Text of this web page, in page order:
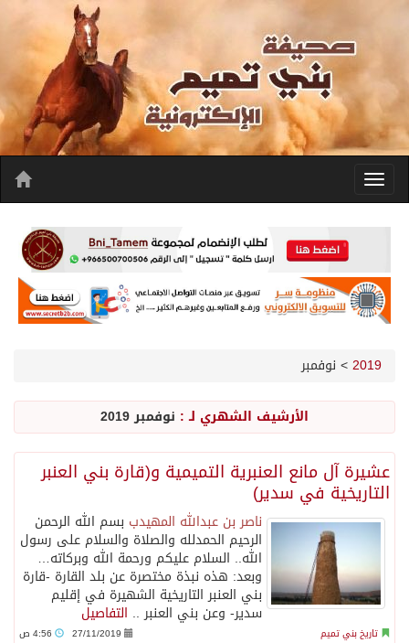
2019
> نوفمبر
الأرشيف الشهري لـ : نوفمبر 2019
عشيرة آل مانع العنبرية التميمية و(قارة بني العنبر
التاريخية في سدير)
ناصر بن عبدالله المهيدب بسم الله الرحمن
الرحيم الحمدلله والصلاة والسلام على رسول
الله.. السلام عليكم ورحمة الله وبركاته…
وبعد: هذه نبذة مختصرة عن بلد القارة -قارة
بني العنبر التاريخية الشهيرة في إقليم
سدير- وعن بني العنبر .. التفاصيل
تاريخ بني تميم 27/11/2019